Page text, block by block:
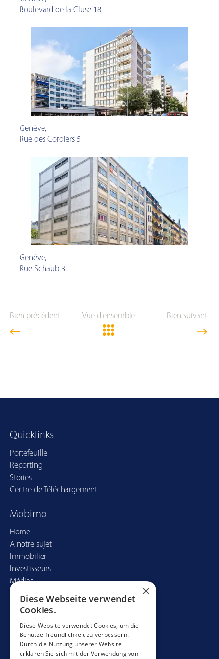
Boulevard de la Cluse 18
Genève,
Rue des Cordiers 5
Genève,
Rue Schaub 3
Bien précédent Vue d'ensemble Bien suivant
Quicklinks
Portefeuille
Reporting
Stories
Centre de Téléchargement
Mobimo
Home
A notre sujet
Immobilier
Investisseurs
Médias
Contact
Mobimo Management AG
Seestrasse 59
CH-8700 Küsnacht
×
Diese Webseite verwendet
Cookies.
Diese Website verwendet Cookies, um die
Benutzerfreundlichkeit zu verbessern.
Durch die Nutzung unserer Website
erklären Sie sich mit der Verwendung von